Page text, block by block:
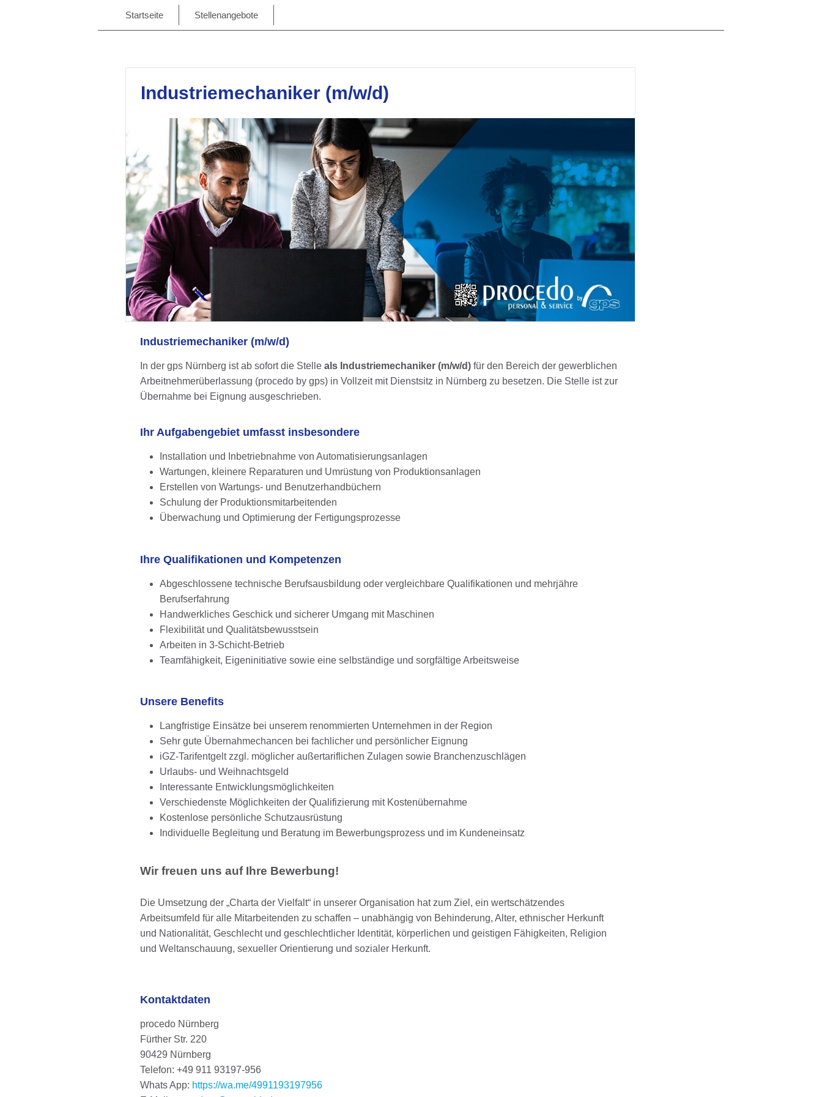
Startseite Stellenangebote
Industriemechaniker (m/w/d)
Industriemechaniker (m/w/d)
In der gps Nürnberg ist ab sofort die Stelle als Industriemechaniker (m/w/d) für den Bereich der gewerblichen
Arbeitnehmerüberlassung (procedo by gps) in Vollzeit mit Dienstsitz in Nürnberg zu besetzen. Die Stelle ist zur
Übernahme bei Eignung ausgeschrieben.
Ihr Aufgabengebiet umfasst insbesondere
Installation und Inbetriebnahme von Automatisierungsanlagen
Wartungen, kleinere Reparaturen und Umrüstung von Produktionsanlagen
Erstellen von Wartungs- und Benutzerhandbüchern
Schulung der Produktionsmitarbeitenden
Überwachung und Optimierung der Fertigungsprozesse
Ihre Qualifikationen und Kompetenzen
Abgeschlossene technische Berufsausbildung oder vergleichbare Qualifikationen und mehrjähre
Berufserfahrung
Handwerkliches Geschick und sicherer Umgang mit Maschinen
Flexibilität und Qualitätsbewusstsein
Arbeiten in 3-Schicht-Betrieb
Teamfähigkeit, Eigeninitiative sowie eine selbständige und sorgfältige Arbeitsweise
Unsere Benefits
Langfristige Einsätze bei unserem renommierten Unternehmen in der Region
Sehr gute Übernahmechancen bei fachlicher und persönlicher Eignung
iGZ-Tarifentgelt zzgl. möglicher außertariflichen Zulagen sowie Branchenzuschlägen
Urlaubs- und Weihnachtsgeld
Interessante Entwicklungsmöglichkeiten
Verschiedenste Möglichkeiten der Qualifizierung mit Kostenübernahme
Kostenlose persönliche Schutzausrüstung
Individuelle Begleitung und Beratung im Bewerbungsprozess und im Kundeneinsatz
Wir freuen uns auf Ihre Bewerbung!
Die Umsetzung der „Charta der Vielfalt“ in unserer Organisation hat zum Ziel, ein wertschätzendes
Arbeitsumfeld für alle Mitarbeitenden zu schaffen – unabhängig von Behinderung, Alter, ethnischer Herkunft
und Nationalität, Geschlecht und geschlechtlicher Identität, körperlichen und geistigen Fähigkeiten, Religion
und Weltanschauung, sexueller Orientierung und sozialer Herkunft.
Kontaktdaten
procedo Nürnberg
Fürther Str. 220
90429 Nürnberg
Telefon: +49 911 93197-956
Whats App: https://wa.me/4991193197956